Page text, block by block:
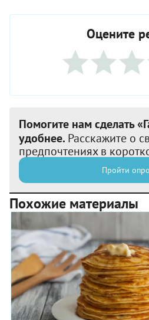
Оцените
Помогите нам сделать
удобнее. Расскажите о
предпочтениях в
Пройти
Похожие материалы